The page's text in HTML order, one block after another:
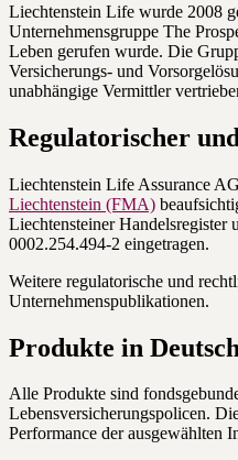
Liechtenstein Life wurde 2008
Unternehmensgruppe The
Leben gerufen wurde. Die
Versicherungs- und
unabhängige Vermittler
Regulatorischer
Liechtenstein Life Assurance
Liechtenstein (FMA)
Liechtensteiner Handelsregister
0002.254.494-2 eingetragen.
Weitere regulatorische und
Unternehmenspublikationen.
Produkte in
Alle Produkte sind
Lebensversicherungspolicen.
Performance der ausgewählten